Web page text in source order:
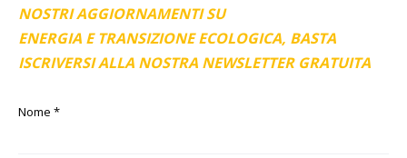
NOSTRI AGGIORNAMENTI SU
ENERGIA E TRANSIZIONE ECOLOGICA, BASTA
ISCRIVERSI ALLA NOSTRA NEWSLETTER GRATUITA
Nome *